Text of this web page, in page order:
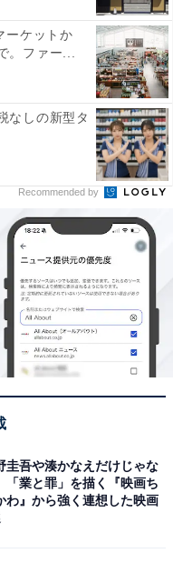
とは？
ポン祭」を開催。人
約で使えるお得な割引
、レンタカーなど、
数のクーポンを組み
できる場合もありま
旅行を楽しみましょ
祭を見る
ーケットか
。ファー...
なしの新型タ
Recommended by
圭吾や湊かなえだけじゃな
「業と罪」を描く『映画ち
わ』から強く連想した映画